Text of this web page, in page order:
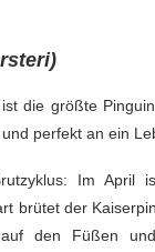
ist die größte
perfekt an ein
Im
brütet der
den Füßen